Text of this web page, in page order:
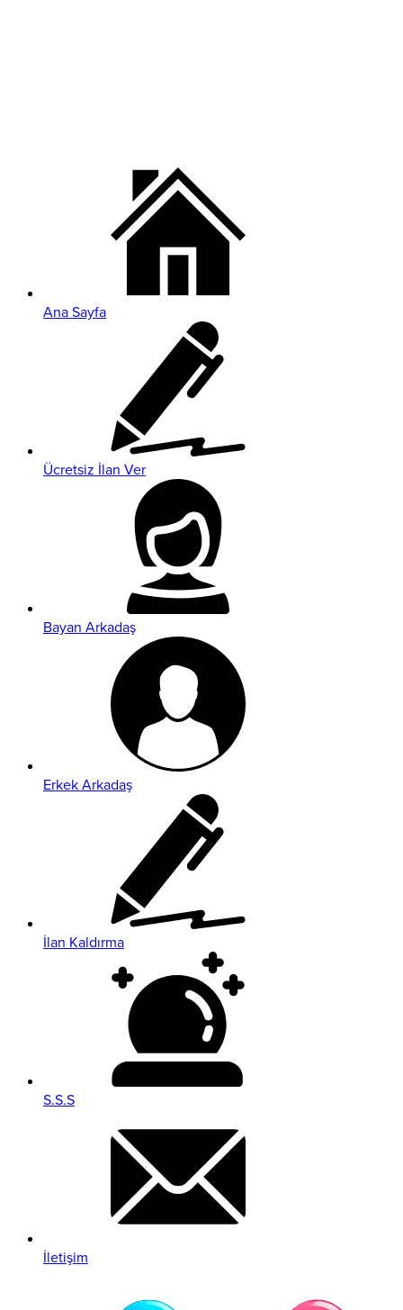
Ana Sayfa
Ücretsiz İlan Ver
Bayan Arkadaş
Erkek Arkadaş
İlan Kaldırma
S.S.S
İletişim